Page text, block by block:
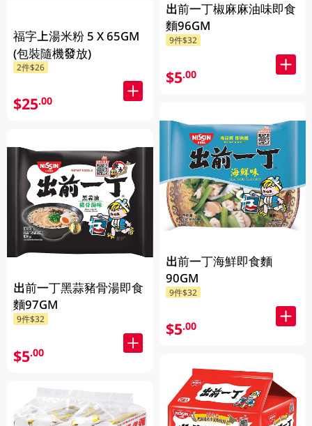
福字上湯米粉 5 X 65GM
(包裝隨機發放)
2件$26
$25.00
出前一丁黑蒜豬骨湯即食
麵97GM
9件$32
$5.00
出前一丁椒麻麻油味即食
麵96GM
9件$32
$5.00
出前一丁海鮮即食麵
90GM
9件$32
$5.00